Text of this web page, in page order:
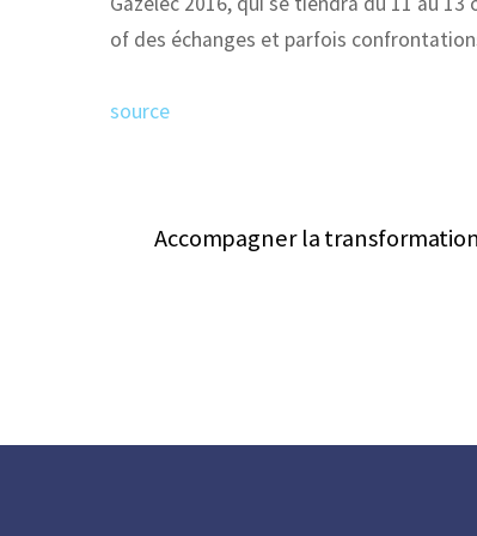
of des échanges et parfois
source
Accompagner la